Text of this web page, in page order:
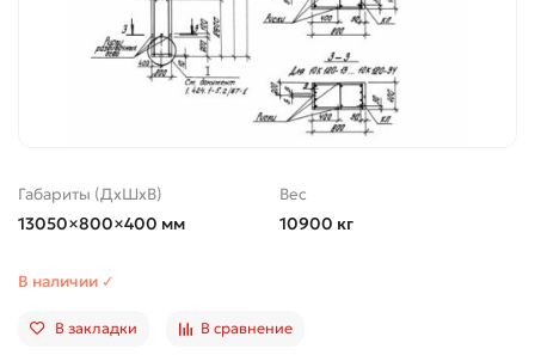
Габариты (ДхШхВ)
13050×800×400 мм
Вес
10900 кг
В наличии ✓
В закладки В сравнение